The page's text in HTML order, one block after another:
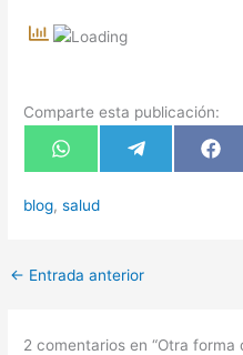
Comparte esta publicación:
Compartir
en
Compartir
en
en
blog,salud
← Entrada anterior
2 comentarios en “Otra forma